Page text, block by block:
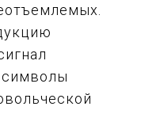
символы